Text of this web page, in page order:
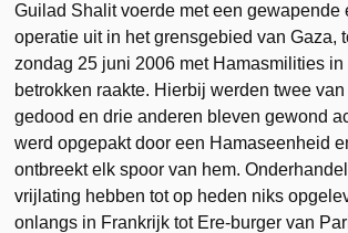
Guilad Shalit voerde met een gewapende
operatie uit in het grensgebied van Gaza,
zondag 25 juni 2006 met Hamasmilities
betrokken raakte. Hierbij werden twee
gedood en drie anderen bleven gewond
werd opgepakt door een Hamaseenheid
ontbreekt elk spoor van hem.
vrijlating hebben tot op heden niks
onlangs in Frankrijk tot Ere-burger van